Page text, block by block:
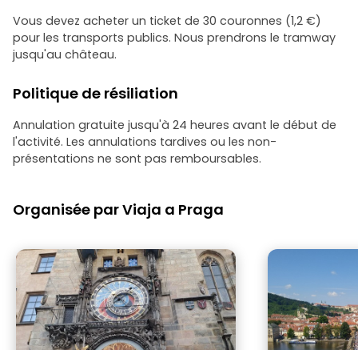
Vous devez acheter un ticket de 30 couronnes (1,2 €)
pour les transports publics. Nous prendrons le tramway
jusqu'au château.
Politique de résiliation
Annulation gratuite jusqu'à 24 heures avant le début de
l'activité. Les annulations tardives ou les non-
présentations ne sont pas remboursables.
Organisée par Viaja a Praga